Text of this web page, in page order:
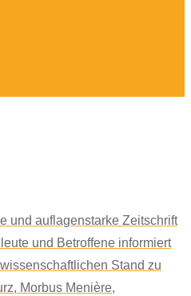
und auflagenstarke Zeitschrift
und Betroffene informiert
Stand zu
Morbus Menière,